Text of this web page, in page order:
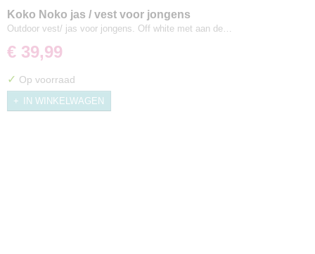
Koko Noko jas / vest voor jongens
Outdoor vest/ jas voor jongens. Off white met aan de…
€ 39,99
✓ Op voorraad
IN WINKELWAGEN